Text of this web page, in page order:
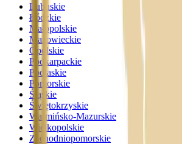
Lubuskie
Łódzkie
Małopolskie
Mazowieckie
Opolskie
Podkarpackie
Podlaskie
Pomorskie
Śląskie
Świętokrzyskie
Warmińsko-Mazurskie
Wielkopolskie
Zachodniopomorskie